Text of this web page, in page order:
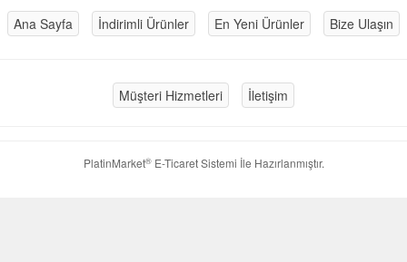
Ana Sayfa İndirimli Ürünler En Yeni Ürünler Bize Ulaşın
Müşteri Hizmetleri İletişim
PlatinMarket®E-Ticaret Sistemi İle Hazırlanmıştır.